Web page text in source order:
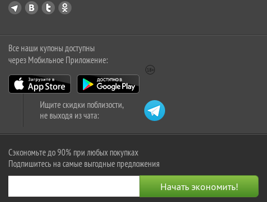
Все наши купоны доступны
через Мобильное Приложение:
Ищите скидки поблизости,
не выходя из чата:
Сэкономьте до 90% при любых покупках
Подпишитесь на самые выгодные предложения